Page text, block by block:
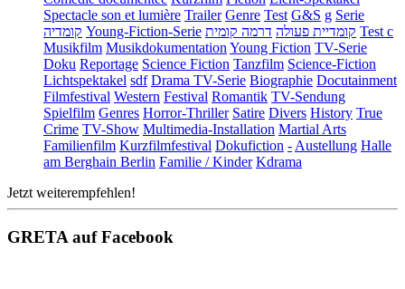
Spectacle son et lumière Trailer Genre Test G&S g Serie
קומדיה Young-Fiction-Serie קומדיית פעולה דרמה קומית
Test c
Musikfilm Musikdokumentation Young Fiction TV-Serie
Doku Reportage Science Fiction Tanzfilm Science-Fiction
Lichtspektakel sdf Drama TV-Serie Biographie Docutainment
Filmfestival Western Festival Romantik TV-Sendung
Spielfilm Genres Horror-Thriller Satire Divers History True
Crime TV-Show Multimedia-Installation Martial Arts
Familienfilm Kurzfilmfestival Dokufiction - Austellung Halle
am Berghain Berlin Familie / Kinder Kdrama
Jetzt weiterempfehlen!
GRETA auf Facebook